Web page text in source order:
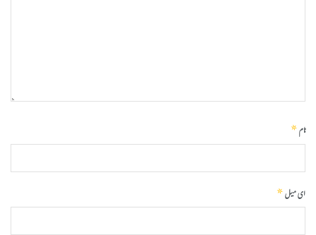
نام*
ای میل*